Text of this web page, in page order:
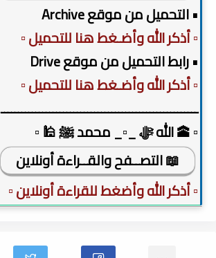
• التحميل من موقع Archive
▫️ أذكر الله وأضـغط هنا للتحميل ▫️
• رابط التحميل من موقع Drive
▫️ أذكر الله وأضـغط هنا للتحميل ▫️
ـــــــــــــــــــــــــــــــــــــــــــــــــــــــــ
▫️ 🕋 الله ﷻ _▫️_ محمد ﷺ 🕌 ▫️
📖 التصــفح والقــراءة أونلاين
▫️ أذكر الله وأضغط للقراءة أونلاين ▫️